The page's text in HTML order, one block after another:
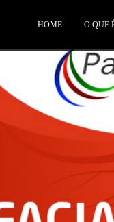
HOME O QUE